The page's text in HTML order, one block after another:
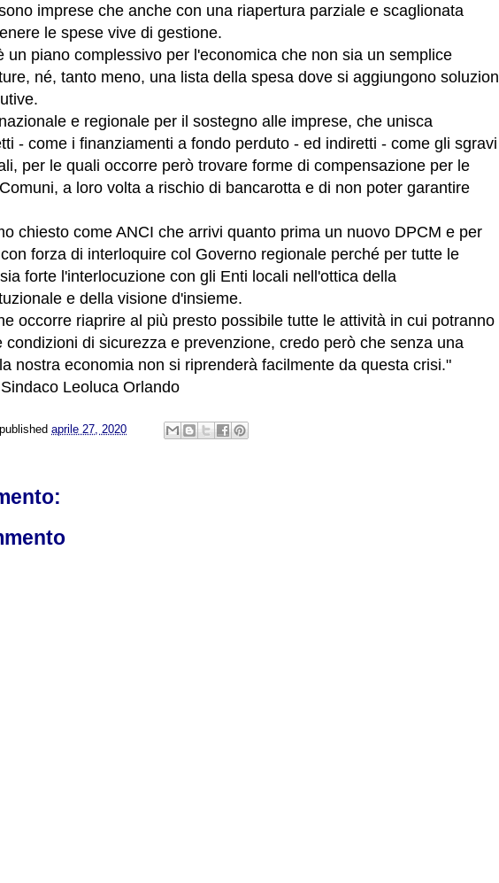
imprese che anche con una riapertura parziale e scaglionata
le spese vive di gestione.
un piano complessivo per l'economica che non sia un semplice
né, tanto meno, una lista della spesa dove si aggiungono
e regionale per il sostegno alle imprese, che unisca
- come i finanziamenti a fondo perduto - ed indiretti - come gli sgravi
per le quali occorre però trovare forme di compensazione per le
a loro volta a rischio di bancarotta e di non poter garantire
chiesto come ANCI che arrivi quanto prima un nuovo DPCM e per
forza di interloquire col Governo regionale perché per tutte le
forte l'interlocuzione con gli Enti locali nell'ottica della
e della visione d'insieme.
occorre riaprire al più presto possibile tutte le attività in cui potranno
condizioni di sicurezza e prevenzione, credo però che senza una
nostra economia non si riprenderà facilmente da questa crisi."
Leoluca Orlando
published aprile 27, 2020